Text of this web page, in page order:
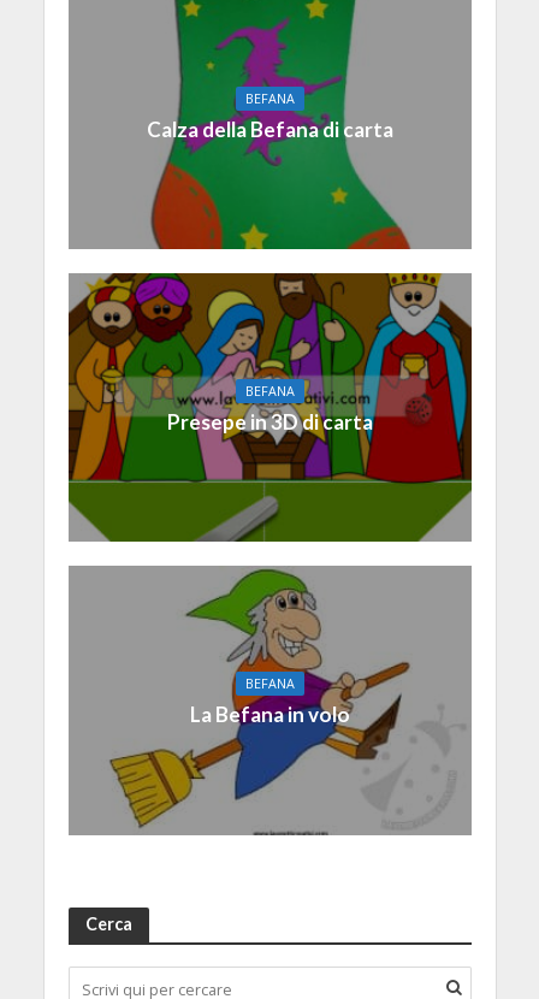
BEFANA
Calza della Befana di carta
BEFANA
Presepe in 3D di carta
BEFANA
La Befana in volo
Cerca